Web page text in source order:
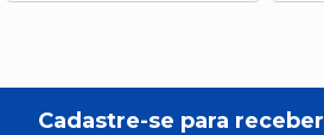
Cadastre-se para